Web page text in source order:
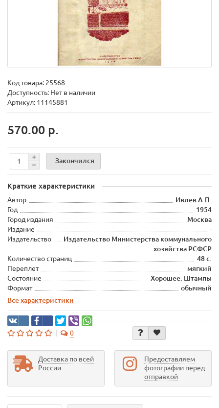
Код товара: 25568
Доступность: Нет в наличии
Артикул: 11145881
570.00 р.
Закончился
Краткие характеристики
Автор
Ивлев А.П.
Год
1954
Город издания
Москва
Издание
-
Издательство
Издательство Министерства коммунального
хозяйства РСФСР
Количество страниц
48 с.
Переплет
мягкий
Состояние
Хорошее. Штампы
Формат
обычный
Все характеристики
0
Доставка по всей
России
Предоставляем
фотографии перед
отправкой